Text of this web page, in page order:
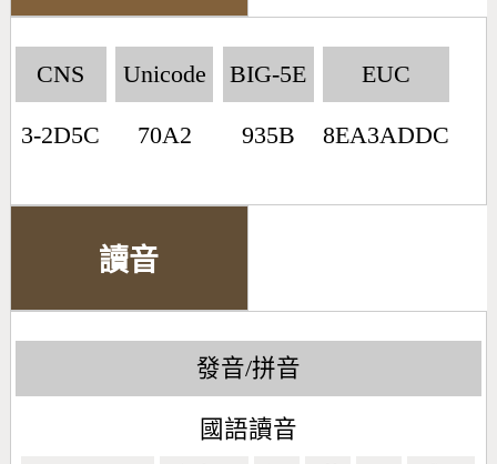
CNS
3-2D5C
Unicode
70A2
BIG-5E
935B
EUC
8EA3ADDC
讀音
發音/拼音
國語讀音